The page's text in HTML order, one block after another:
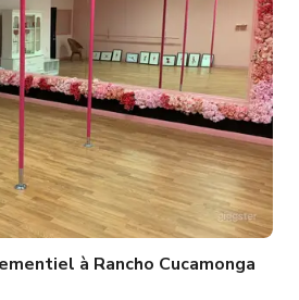
à Rancho Cucamonga